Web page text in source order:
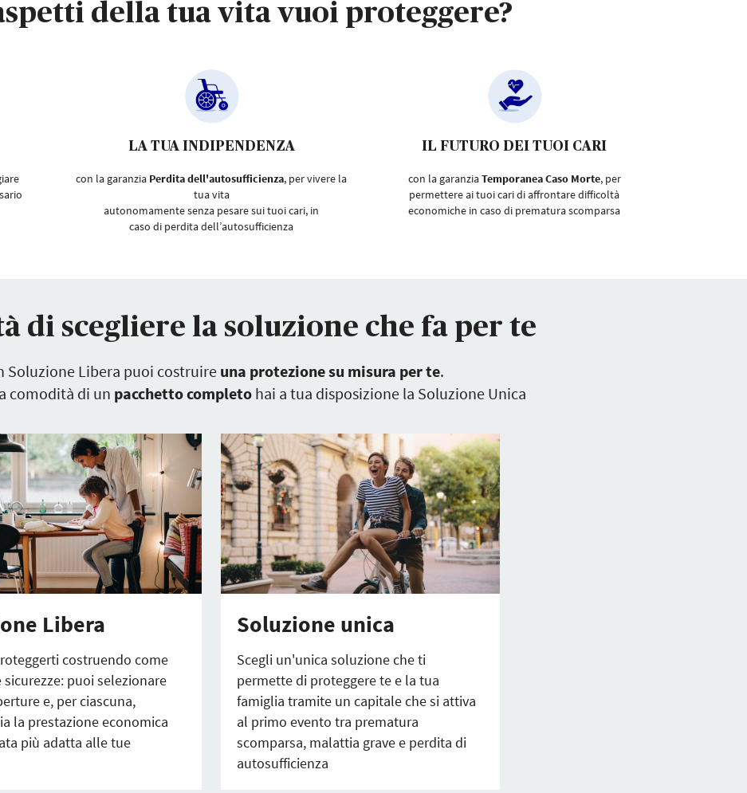
della tua vita vuoi proteggere?
LA TUA INDIPENDENZA
con la garanzia Perdita dell'autosufficienza, per vivere la
tua vita
autonomamente senza pesare sui tuoi cari, in
caso di perdita dell’autosufficienza
IL FUTURO DEI TUOI CARI
con la garanziaTemporanea Caso Morte, per
permettere ai tuoi cari di affrontare difficoltà
economiche in caso di prematura scomparsa
di scegliere la soluzione che fa per te
Soluzione Libera puoi costruire una protezione su misura per te.
comodità di un pacchetto completo hai a tua disposizione la Soluzione Unica
Libera
costruendo come
puoi selezionare
e, per ciascuna,
la prestazione economica
più adatta alle tue
Soluzione unica
Scegli un'unica soluzione che ti
permette di proteggere te e la tua
famiglia tramite un capitale che si attiva
al primo evento tra prematura
scomparsa, malattia grave e perdita di
autosufficienza